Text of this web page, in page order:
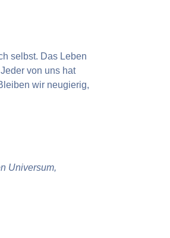
selbst. Das Leben
von uns hat
wir neugierig,
Universum,